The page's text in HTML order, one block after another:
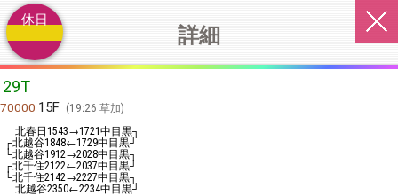
詳細
休日
29T
70000 15F
19:26 草加
北春日 1543→1721中目黒┐
┌北越谷1848←1729中目黒┘
└北越谷1912→2028中目黒┐
┌北千住2122←2037中目黒┘
└北千住2142→2227中目黒┐
北越谷2350←2234中目黒┘